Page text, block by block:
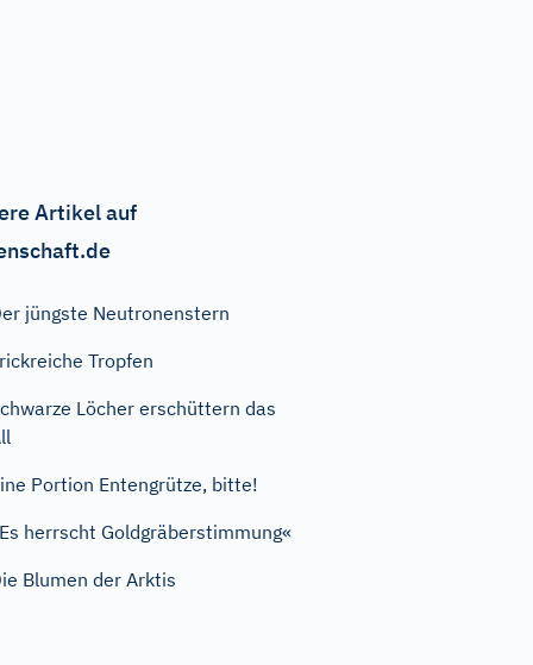
Artikel auf
jüngste Neutronenstern
Tropfen
Löcher erschüttern das
Portion Entengrütze, bitte!
herrscht Goldgräberstimmung«
Blumen der Arktis